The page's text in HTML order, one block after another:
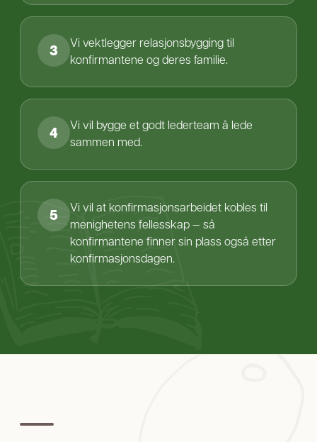
3
Vi vektlegger relasjonsbygging til
konfirmantene og deres familie.
4
Vi vil bygge et godt lederteam å lede
sammen med.
5
Vi vil at konfirmasjonsarbeidet kobles til
menighetens fellesskap — så
konfirmantene finner sin plass også etter
konfirmasjonsdagen.